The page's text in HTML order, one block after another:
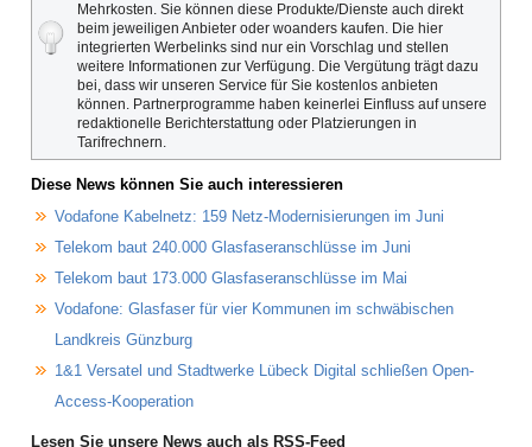
Mehrkosten. Sie können diese Produkte/Dienste auch direkt
beim jeweiligen Anbieter oder woanders kaufen. Die hier
integrierten Werbelinks sind nur ein Vorschlag und stellen
weitere Informationen zur Verfügung. Die Vergütung trägt dazu
bei, dass wir unseren Service für Sie kostenlos anbieten
können. Partnerprogramme haben keinerlei Einfluss auf unsere
redaktionelle Berichterstattung oder Platzierungen in
Tarifrechnern.
Diese News können Sie auch interessieren
Vodafone Kabelnetz: 159 Netz-Modernisierungen im Juni
Telekom baut 240.000 Glasfaseranschlüsse im Juni
Telekom baut 173.000 Glasfaseranschlüsse im Mai
Vodafone: Glasfaser für vier Kommunen im schwäbischen
Landkreis Günzburg
1&1 Versatel und Stadtwerke Lübeck Digital schließen Open-
Access-Kooperation
Lesen Sie unsere News auch als RSS-Feed